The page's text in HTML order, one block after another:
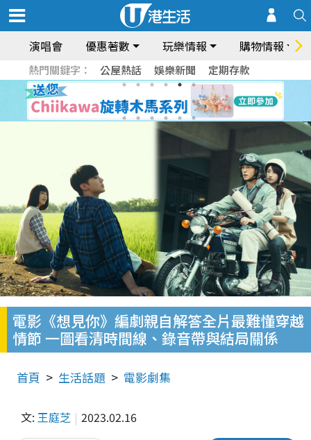
演唱會 優惠著數 玩樂情報 購物情報
熱門關鍵字： 公屋熱話 娛樂新聞 定期存款
電影《想見你》編劇親自解答全片最難懂穿越
情節 一圖看清時間線、錄音帶與結局關係
首頁 生活話題 電影劇集
文: 王庭芝 2023.02.16